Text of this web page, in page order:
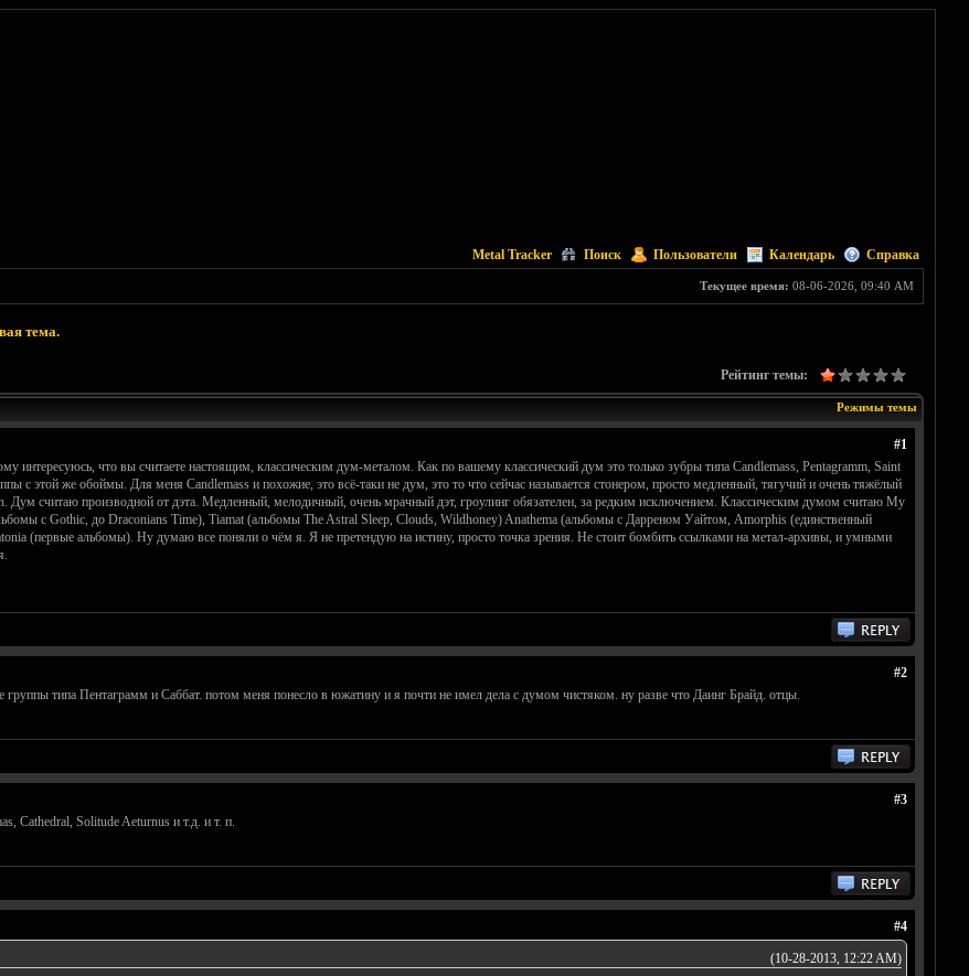
Metal Tracker Поиск Пользователи Календарь Справка
Текущее время: 08-06-2026, 09:40 AM
тема.
Рейтинг темы:
Режимы темы
#1
интересуюсь, что вы считаете настоящим, классическим дум-металом. Как по вашему классический дум это только зубры типа Candlemass, Pentagramm, Saint
с этой же обоймы. Для меня Candlemass и похожие, это всё-таки не дум, это то что сейчас называется стонером, просто медленный, тягучий и очень тяжёлый
Дум считаю производной от дэта. Медленный, мелодичный, очень мрачный дэт, гроулинг обязателен, за редким исключением. Классическим думом считаю My
с Gothic, до Draconians Time), Tiamat (альбомы The Astral Sleep, Clouds, Wildhoney) Anathema (альбомы с Дарреном Уайтом, Amorphis (единственный
(первые альбомы). Ну думаю все поняли о чём я. Я не претендую на истину, просто точка зрения. Не стоит бомбить ссылками на метал-архивы, и умными
#2
группы типа Пентаграмм и Саббат. потом меня понесло в южатину и я почти не имел дела с думом чистяком. ну разве что Даинг Брайд. отцы.
#3
Cathedral, Solitude Aeturnus и т.д. и т. п.
#4
(10-28-2013, 12:22 AM)